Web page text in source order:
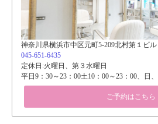
神奈川県横浜市中区元町5-209北村第１ビル
045-651-6435
定休日:火曜日、第３水曜日
平日9：30～23：00土10：00～23：00、日
ご予約はこちら